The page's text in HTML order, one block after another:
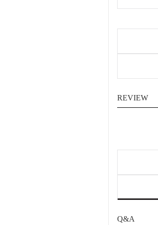
REVIEW
Q&A